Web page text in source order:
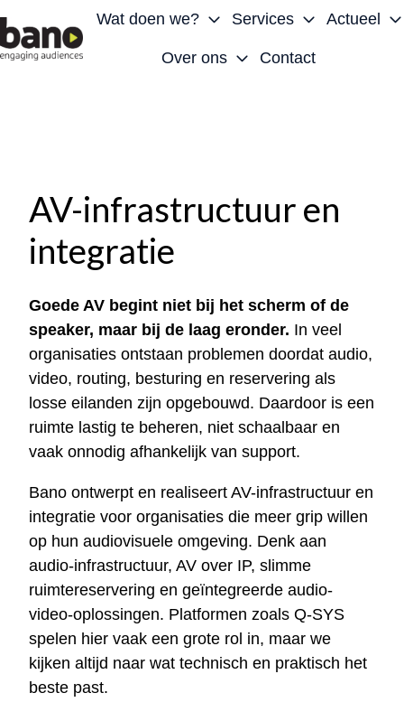
Wat doen we? Services Actueel
Over ons Contact
AV-infrastructuur en
integratie
Goede AV begint niet bij het scherm of de
speaker, maar bij de laag eronder. In veel
organisaties ontstaan problemen doordat audio,
video, routing, besturing en reservering als
losse eilanden zijn opgebouwd. Daardoor is een
ruimte lastig te beheren, niet schaalbaar en
vaak onnodig afhankelijk van support.
Bano ontwerpt en realiseert AV-infrastructuur en
integratie voor organisaties die meer grip willen
op hun audiovisuele omgeving. Denk aan
audio-infrastructuur, AV over IP, slimme
ruimtereservering en geïntegreerde audio-
video-oplossingen. Platformen zoals Q-SYS
spelen hier vaak een grote rol in, maar we
kijken altijd naar wat technisch en praktisch het
beste past.